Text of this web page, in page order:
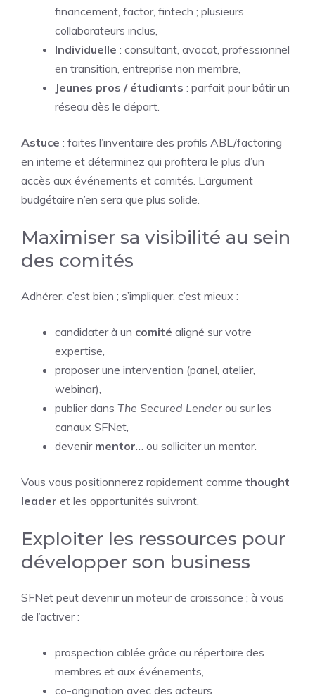
financement, factor, fintech ; plusieurs
collaborateurs inclus,
Individuelle : consultant, avocat, professionnel
en transition, entreprise non membre,
Jeunes pros / étudiants : parfait pour bâtir un
réseau dès le départ.
Astuce : faites l’inventaire des profils ABL/factoring
en interne et déterminez qui profitera le plus d’un
accès aux événements et comités. L’argument
budgétaire n’en sera que plus solide.
Maximiser sa visibilité au sein
des comités
Adhérer, c’est bien ; s’impliquer, c’est mieux :
candidater à un comité aligné sur votre
expertise,
proposer une intervention (panel, atelier,
webinar),
publier dans The Secured Lender ou sur les
canaux SFNet,
devenir mentor… ou solliciter un mentor.
Vous vous positionnerez rapidement comme thought
leader et les opportunités suivront.
Exploiter les ressources pour
développer son business
SFNet peut devenir un moteur de croissance ; à vous
de l’activer :
prospection ciblée grâce au répertoire des
membres et aux événements,
co-origination avec des acteurs